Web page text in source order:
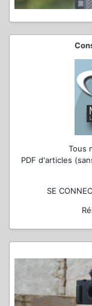
Tous
PDF d'articles
SE